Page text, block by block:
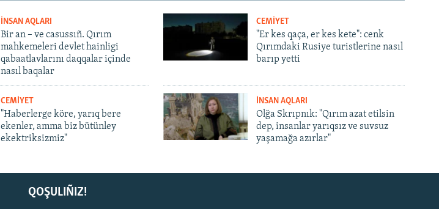
İNSAN AQLARI
Bir an – ve casussıñ. Qırım
mahkemeleri devlet hainligi
qabaatlavlarını daqqalar içinde
nasıl baqalar
CEMİYET
"Er kes qaça, er kes kete": cenk
Qırımdaki Rusiye turistlerine nasıl
barıp yetti
CEMİYET
"Haberlerge köre, yarıq bere
ekenler, amma biz bütünley
ekektriksizmiz"
İNSAN AQLARI
Olğa Skrıpnık: "Qırım azat etilsin
dep, insanlar yarıqsız ve suvsuz
yaşamağa azırlar"
QOŞULIÑIZ!